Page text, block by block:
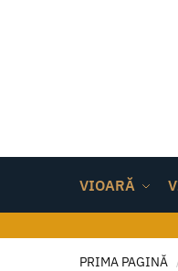
VIOARĂ
PRIMA PAGINĂ